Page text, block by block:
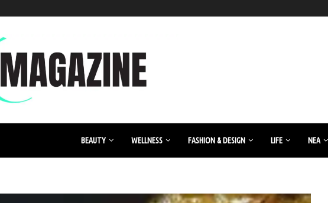
BEAUTY WELLNESS FASHION & DESIGN LIFE ΝΈΑ